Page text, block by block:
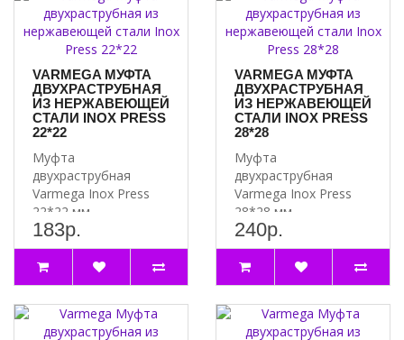
VARMEGA МУФТА
ДВУХРАСТРУБНАЯ
ИЗ НЕРЖАВЕЮЩЕЙ
СТАЛИ INOX PRESS
22*22
Муфта
двухраструбная
Varmega Inox Press
22*22 мм
используется для
соединения труб
равных диаметров. ..
183р.
VARMEGA МУФТА
ДВУХРАСТРУБНАЯ
ИЗ НЕРЖАВЕЮЩЕЙ
СТАЛИ INOX PRESS
28*28
Муфта
двухраструбная
Varmega Inox Press
28*28 мм
используется для
соединения труб
равных диаметров. ..
240р.